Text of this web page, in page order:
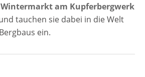
am Kupferbergwerk
tauchen sie dabei in die Welt
ein.